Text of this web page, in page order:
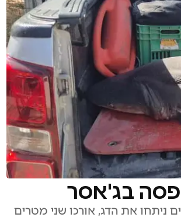
בג'אסר
ניתחו את הדג, אורכו שני מטרים